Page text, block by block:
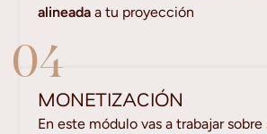
alineada a tu proyección
MONETIZACIÓN
04
En este módulo vas a trabajar sobre